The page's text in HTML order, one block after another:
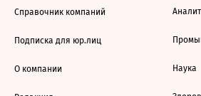
Справочник компаний
Подписка для юр.лиц
О компании Наука